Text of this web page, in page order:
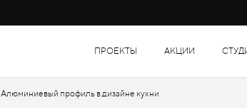
ПРОЕКТЫ АКЦИИ
Алюминиевый профиль в дизайне кухни